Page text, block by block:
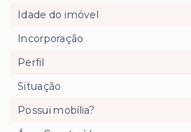
Idade do imóvel
Incorporação
Perfil
Situação
Possui mobília?